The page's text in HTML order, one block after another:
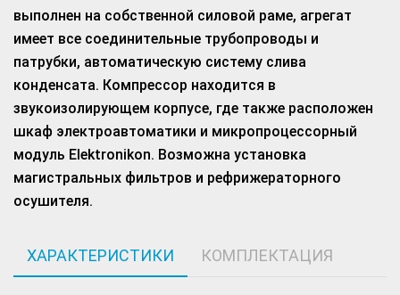
выполнен на собственной силовой раме, агрегат
имеет все соединительные трубопроводы и
патрубки, автоматическую систему слива
конденсата. Компрессор находится в
звукоизолирующем корпусе, где также расположен
шкаф электроавтоматики и микропроцессорный
модуль Elektronikon. Возможна установка
магистральных фильтров и рефрижераторного
осушителя.
ХАРАКТЕРИСТИКИ КОМПЛЕКТАЦИЯ